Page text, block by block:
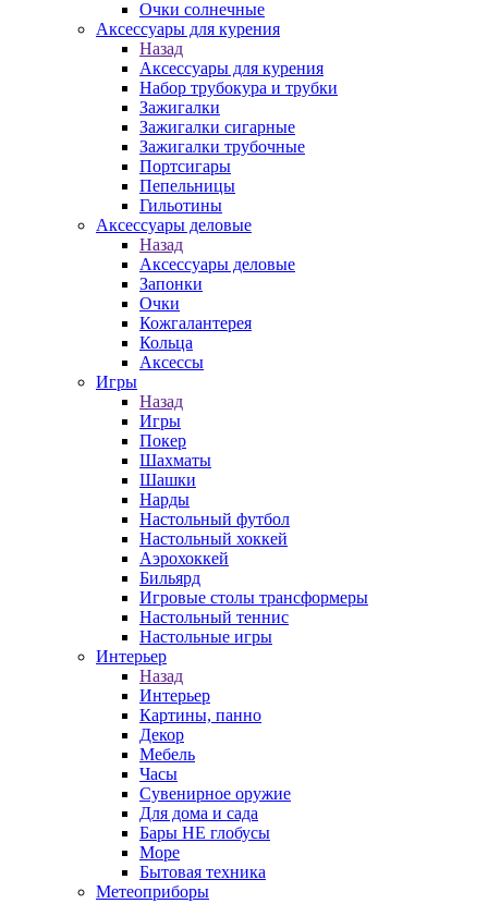
Очки солнечные
Аксессуары для курения
Назад
Аксессуары для курения
Набор трубокура и трубки
Зажигалки
Зажигалки сигарные
Зажигалки трубочные
Портсигары
Пепельницы
Гильотины
Аксессуары деловые
Назад
Аксессуары деловые
Запонки
Очки
Кожгалантерея
Кольца
Аксессы
Игры
Назад
Игры
Покер
Шахматы
Шашки
Нарды
Настольный футбол
Настольный хоккей
Аэрохоккей
Бильярд
Игровые столы трансформеры
Настольный теннис
Настольные игры
Интерьер
Назад
Интерьер
Картины, панно
Декор
Мебель
Часы
Сувенирное оружие
Для дома и сада
Бары НЕ глобусы
Море
Бытовая техника
Метеоприборы